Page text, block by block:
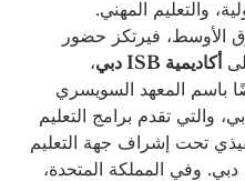
والتعليم المهني.
الأوسط، فيرتكز حضور
أكاديمية ISB دبي
،
باسم المعهد السويسري
والتي تقدم برامج التعليم
تحت إشراف جهة التعليم
وفي المملكة المتحدة،